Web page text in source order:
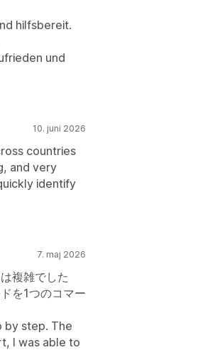
hilfsbereit.
und
10. juni 2026
countries
and very
identify
7. maj 2026
複雑でした
を1つのコマー
by step. The
I was able to